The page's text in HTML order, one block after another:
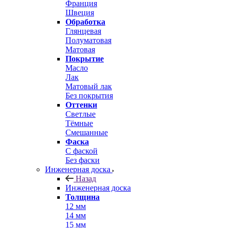
Франция
Швеция
Обработка
Глянцевая
Полуматовая
Матовая
Покрытие
Масло
Лак
Матовый лак
Без покрытия
Оттенки
Светлые
Тёмные
Смешанные
Фаска
С фаской
Без фаски
Инженерная доска
Назад
Инженерная доска
Толщина
12 мм
14 мм
15 мм